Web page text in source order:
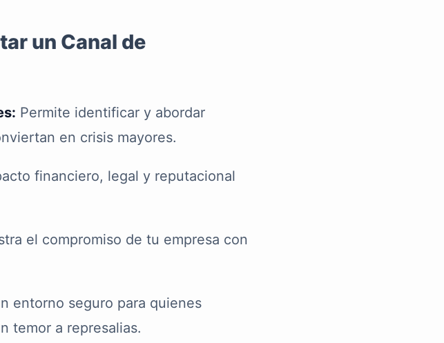
un Canal de
Permite identificar y abordar
en crisis mayores.
financiero, legal y reputacional
el compromiso de tu empresa con
entorno seguro para quienes
temor a represalias.